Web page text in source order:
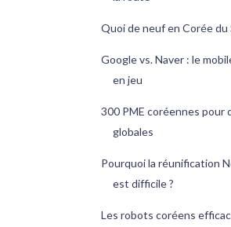
Quoi de neuf en Corée du
Google vs. Naver : le
en jeu
300 PME coréennes pour
globales
Pourquoi la réunification
est difficile ?
Les robots coréens